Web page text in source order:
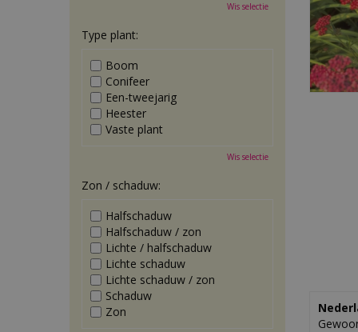
Wis selectie
Type plant:
Boom
Conifeer
Een-tweejarig
Heester
Vaste plant
Wis selectie
Zon / schaduw:
Halfschaduw
Halfschaduw / zon
Lichte / halfschaduw
Lichte schaduw
Lichte schaduw / zon
Schaduw
Zon